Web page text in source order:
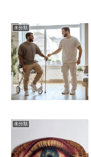
未分類
未分類